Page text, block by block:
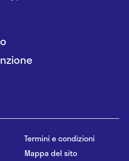
Termini e condizioni
Mappa del sito